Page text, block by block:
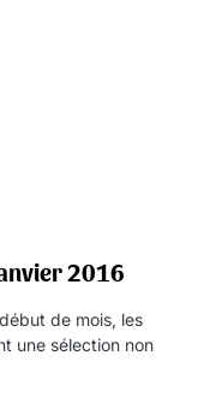
2016
de mois, les
une sélection non